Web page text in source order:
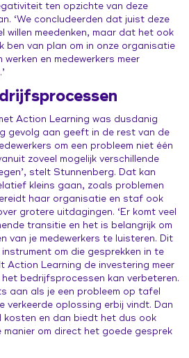
ten opzichte van deze
‘We concludeerden dat juist deze
willen meedenken, maar dat het ook
ben van plan om in onze organisatie
en medewerkers meer
Action Learning was dusdanig
gevolg aan geeft in de rest van de
om een probleem niet één
zoveel mogelijk verschillende
stelt Stunnenberg. Dat kan
kleins gaan, zoals problemen
haar organisatie en staf ook
grotere uitdagingen. ‘Er komt veel
transitie en het is belangrijk om
van je medewerkers te luisteren. Dit
om die gesprekken in te
Action Learning de investering meer
bedrijfsprocessen kan verbeteren.
aan als je een probleem op tafel
verkeerde oplossing erbij vindt. Dan
kosten en dan biedt het dus ook
manier om direct het goede gesprek